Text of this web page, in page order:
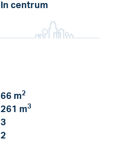
In centrum
66 m2
261 m3
3
2